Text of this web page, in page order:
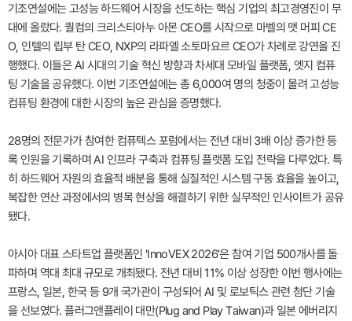
기조연설에는 고성능 하드웨어 시장을 선도하는 핵심 기업의 최고경영진이 무
대에 올랐다. 퀄컴의 크리스티아누 아몬 CEO를 시작으로 마벨의 맷 머피 CE
O, 인텔의 립부 탄 CEO, NXP의 라파엘 소토마요르 CEO가 차례로 강연을 진
행했다. 이들은 AI 시대의 기술 혁신 방향과 차세대 모바일 플랫폼, 엣지 컴퓨
팅 기술을 공유했다. 이번 기조연설에는 총 6,000여 명의 청중이 몰려 고성능
컴퓨팅 환경에 대한 시장의 높은 관심을 증명했다.
28명의 전문가가 참여한 컴퓨텍스 포럼에서는 전년 대비 3배 이상 증가한 등
록 인원을 기록하며 AI 인프라 구축과 컴퓨팅 플랫폼 도입 전략을 다루었다. 특
히 하드웨어 자원의 효율적 배분을 통해 실질적인 시스템 구동 효율을 높이고,
복잡한 연산 과정에서의 병목 현상을 해결하기 위한 실무적인 인사이트가 공유
됐다.
아시아 대표 스타트업 플랫폼인 'InnoVEX 2026'은 참여 기업 500개사를 돌
파하며 역대 최대 규모로 개최됐다. 전년 대비 11% 이상 성장한 이번 행사에는
프랑스, 일본, 한국 등 9개 국가관이 구성되어 AI 및 로보틱스 관련 첨단 기술
을 선보였다. 플러그앤플레이 대만(Plug and Play Taiwan)과 일본 에버리지